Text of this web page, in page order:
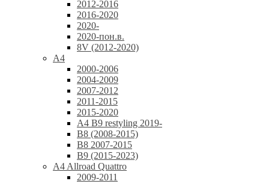
2012-2016
2016-2020
2020-
2020-пон.в.
8V (2012-2020)
A4
2000-2006
2004-2009
2007-2012
2011-2015
2015-2020
A4 B9 restyling 2019-
B8 (2008-2015)
B8 2007-2015
B9 (2015-2023)
A4 Allroad Quattro
2009-2011